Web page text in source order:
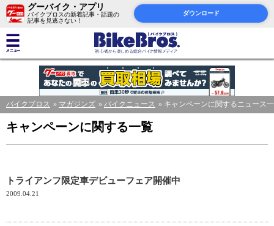
グーバイク・アプリ
バイクブロスの新着記事・話題の
記事を見逃さない！
ダウンロード
バイクブロス マガジンズ バイクニュース キャンペーンに関するニュース
キャンペーンに関する一覧
トライアンフ限定車デビューフェア開催中
2009.04.21